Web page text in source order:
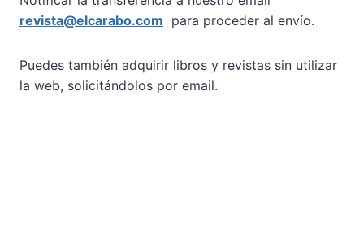
revista@elcarabo.com para proceder al envío.
Puedes también adquirir libros y revistas sin utilizar
la web, solicitándolos por email.